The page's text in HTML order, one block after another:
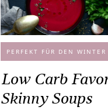
PERFEKT FÜR DEN WINTER
Low Carb
Skinny Soups